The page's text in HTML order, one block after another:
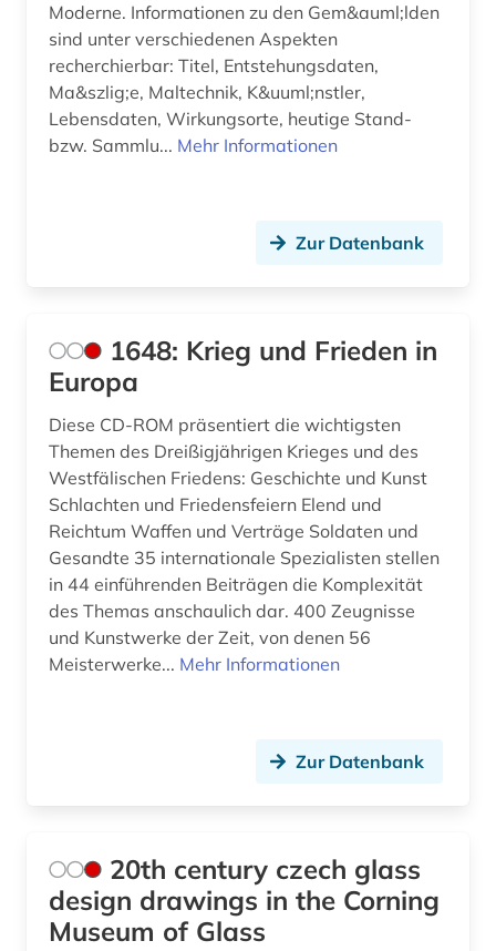
buch (1)
buchauktion (1)
buchhandel (2)
buchmalerei (1)
buchrolle (1)
buchwissenschaft (1)
buddhismus (1)
burg (1)
busch (1)
capello (1)
casa de las américas (1)
caspar david (3)
Moderne. Informationen zu den Gem&auml;lden
sind unter verschiedenen Aspekten
recherchierbar: Titel, Entstehungsdaten,
Ma&szlig;e, Maltechnik, K&uuml;nstler,
Lebensdaten, Wirkungsorte, heutige Stand-
bzw. Sammlu... Mehr Informationen
Zur Datenbank
1648: Krieg und Frieden in
Europa
Diese CD-ROM präsentiert die wichtigsten
Themen des Dreißigjährigen Krieges und des
Westfälischen Friedens: Geschichte und Kunst
Schlachten und Friedensfeiern Elend und
Reichtum Waffen und Verträge Soldaten und
Gesandte 35 internationale Spezialisten stellen
in 44 einführenden Beiträgen die Komplexität
des Themas anschaulich dar. 400 Zeugnisse
und Kunstwerke der Zeit, von denen 56
Meisterwerke... Mehr Informationen
Zur Datenbank
20th century czech glass
design drawings in the Corning
Museum of Glass